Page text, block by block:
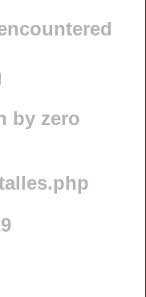
by zero